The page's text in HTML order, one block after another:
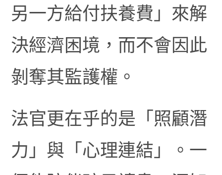
另一方給付扶養費」來解
決經濟困境，而不會因此
剝奪其監護權。
法官更在乎的是「照顧潛
力」與「心理連結」。一